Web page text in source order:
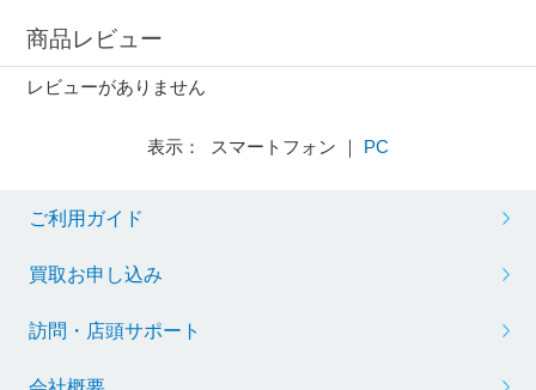
商品レビュー
レビューがありません
表示： スマートフォン ｜ PC
ご利用ガイド
買取お申し込み
訪問・店頭サポート